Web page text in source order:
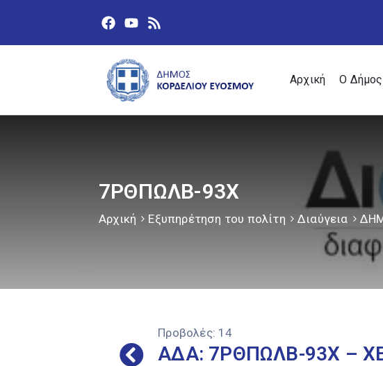
Αρχική Ο
7ΡΘΠΩΛΒ-93Χ
Αρχική Εξυπηρέτηση του πολίτη Διαύγεια
Προβολές: 14
ΑΔΑ: 7ΡΘΠΩΛΒ-93Χ –